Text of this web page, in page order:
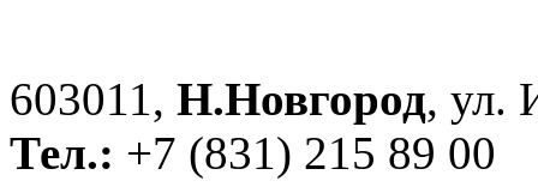
603011, Н.Новгород, ул.
Тел.: +7 (831) 215 89 00